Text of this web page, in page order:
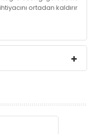
ortadan kaldırır